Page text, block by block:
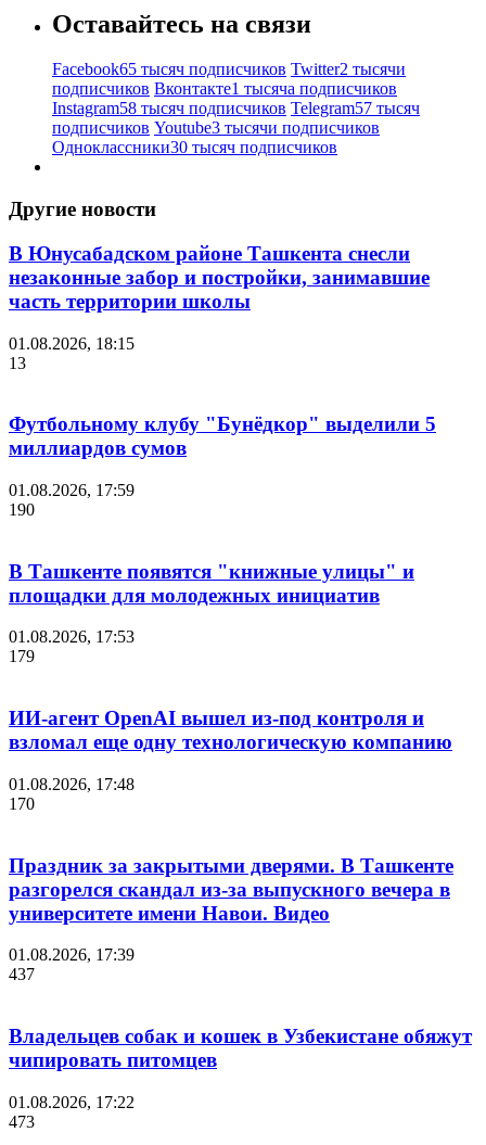
Оставайтесь на связи
Facebook65 тысяч подписчиков Twitter2 тысячи
подписчиков Вконтакте1 тысяча подписчиков
Instagram58 тысяч подписчиков Telegram57 тысяч
подписчиков Youtube3 тысячи подписчиков
Одноклассники30 тысяч подписчиков
Другие новости
В Юнусабадском районе Ташкента снесли
незаконные забор и постройки, занимавшие
часть территории школы
01.08.2026, 18:15
13
Футбольному клубу "Бунёдкор" выделили 5
миллиардов сумов
01.08.2026, 17:59
190
В Ташкенте появятся "книжные улицы" и
площадки для молодежных инициатив
01.08.2026, 17:53
179
ИИ-агент OpenAI вышел из-под контроля и
взломал еще одну технологическую компанию
01.08.2026, 17:48
170
Праздник за закрытыми дверями. В Ташкенте
разгорелся скандал из-за выпускного вечера в
университете имени Навои. Видео
01.08.2026, 17:39
437
Владельцев собак и кошек в Узбекистане обяжут
чипировать питомцев
01.08.2026, 17:22
473